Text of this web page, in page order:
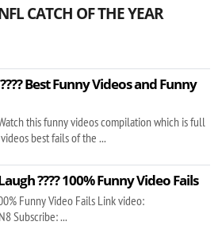
CATCH OF THE YEAR
Best Funny Videos and Funny
this funny videos compilation which is full
best fails of the ...
???? 100% Funny Video Fails
Funny Video Fails Link video:
Subscribe: ...